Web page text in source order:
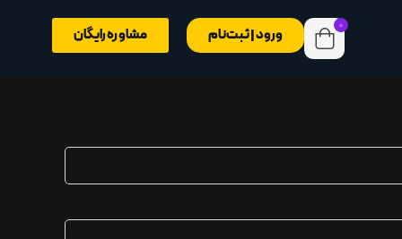
ورود | ثبت‌نام
0
مشاوره رایگان